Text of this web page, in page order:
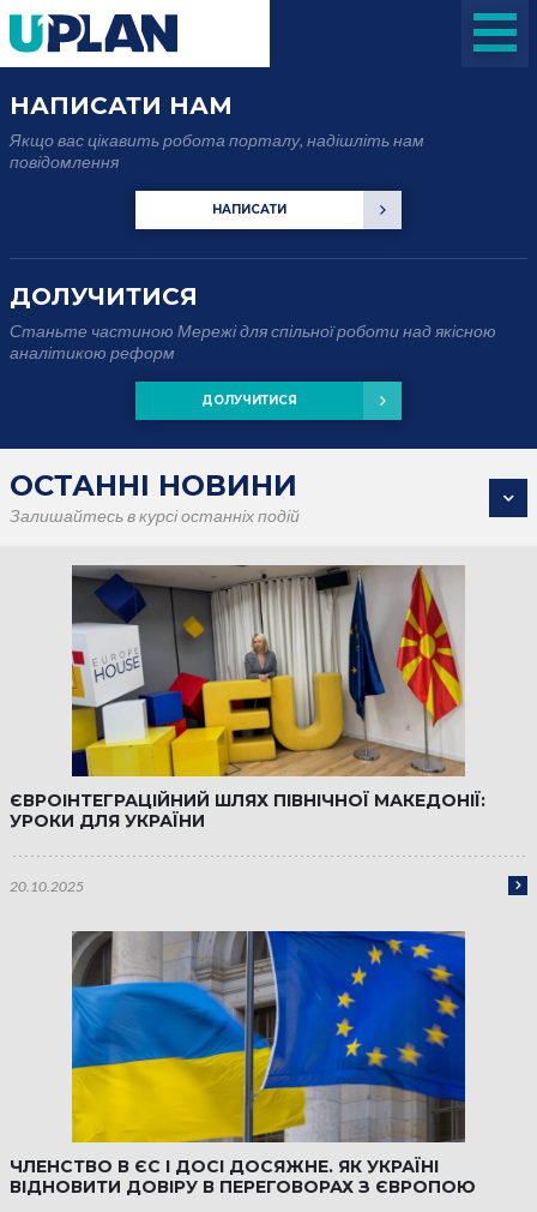
НАПИСАТИ НАМ
Якщо вас цікавить робота порталу, надішліть нам
повідомлення
НАПИСАТИ
ДОЛУЧИТИСЯ
Станьте частиною Мережі для спільної роботи над якісною
аналітикою реформ
ДОЛУЧИТИСЯ
ОСТАННІ НОВИНИ
Залишайтесь в курсі останніх подій
ЄВРОІНТЕГРАЦІЙНИЙ ШЛЯХ ПІВНІЧНОЇ МАКЕДОНІЇ:
УРОКИ ДЛЯ УКРАЇНИ
20.10.2025
ЧЛЕНСТВО В ЄС І ДОСІ ДОСЯЖНЕ. ЯК УКРАЇНІ
ВІДНОВИТИ ДОВІРУ В ПЕРЕГОВОРАХ З ЄВРОПОЮ